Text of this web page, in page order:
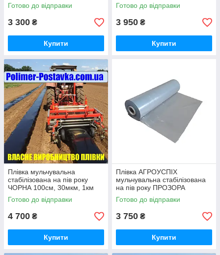
Готово до відправки
3 300 ₴
Купити
Готово до відправки
3 950 ₴
Купити
Плівка мульчувальна
стабілізована на пів року
ЧОРНА 100см, 30мкм, 1км
Готово до відправки
4 700 ₴
Купити
Плівка АГРОУСПІХ
мульчувальна стабілізована
на пів року ПРОЗОРА
80см/30мк/1км
Готово до відправки
3 750 ₴
Купити